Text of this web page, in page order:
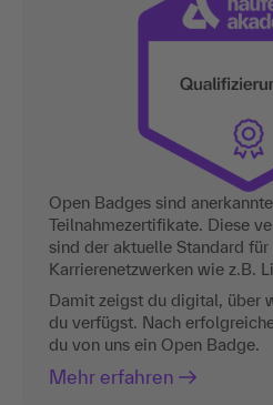
Open Badges sind
Teilnahmezertifikate. Diese
sind der aktuelle Standard
Karrierenetzwerken wie z.B.
Damit zeigst du digital, über
du verfügst. Nach
du von uns ein Open Badge.
Mehr erfahren